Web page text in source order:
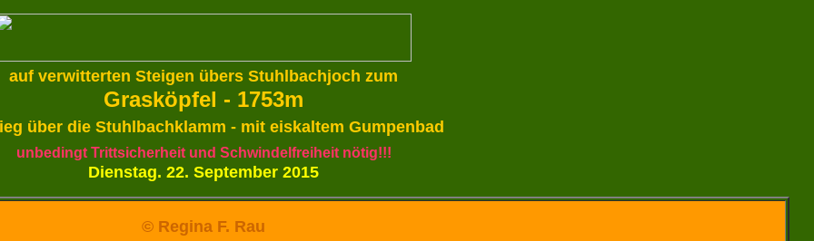
auf verwitterten Steigen übers Stuhlbachjoch zum
Grasköpfel - 1753m
über die Stuhlbachklamm - mit eiskaltem Gumpenbad
unbedingt Trittsicherheit und Schwindelfreiheit nötig!!!
Dienstag. 22. September 2015
© Regina F. Rau